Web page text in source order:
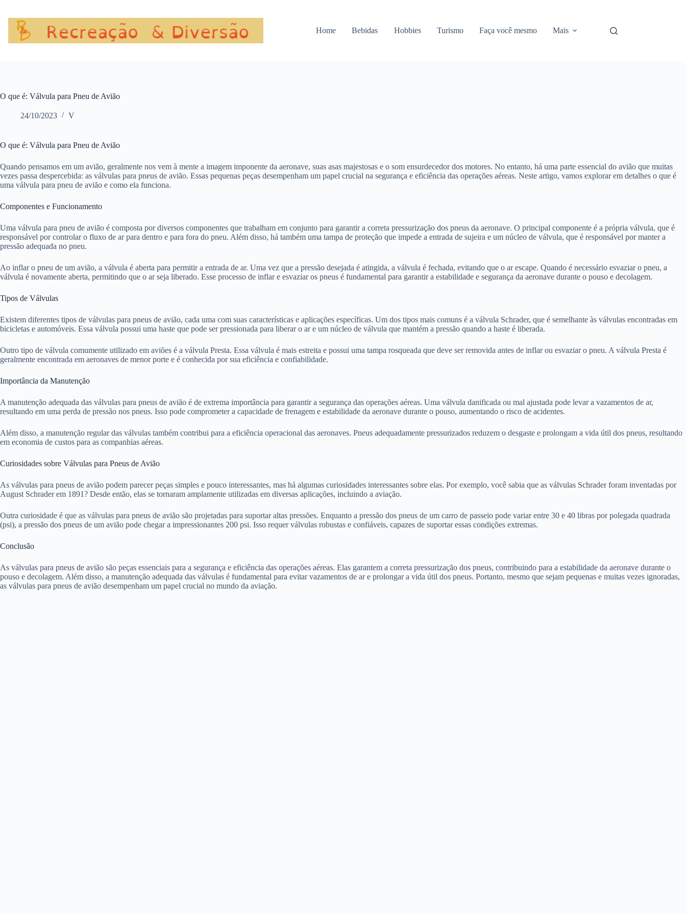
conteúdo
Home Bebidas Hobbies Turismo Faça você mesmo Mais
O que é: Válvula para Pneu de Avião
24/10/2023 V
O que é: Válvula para Pneu de Avião
Quando pensamos em um avião, geralmente nos vem à mente a imagem imponente da aeronave, suas asas majestosas e o som ensurdecedor dos motores. No entanto, há uma parte essencial do avião que muitas
vezes passa despercebida: as válvulas para pneus de avião. Essas pequenas peças desempenham um papel crucial na segurança e eficiência das operações aéreas. Neste artigo, vamos explorar em detalhes o que é
uma válvula para pneu de avião e como ela funciona.
Componentes e Funcionamento
Uma válvula para pneu de avião é composta por diversos componentes que trabalham em conjunto para garantir a correta pressurização dos pneus da aeronave. O principal componente é a própria válvula, que é
responsável por controlar o fluxo de ar para dentro e para fora do pneu. Além disso, há também uma tampa de proteção que impede a entrada de sujeira e um núcleo de válvula, que é responsável por manter a
pressão adequada no pneu.
Ao inflar o pneu de um avião, a válvula é aberta para permitir a entrada de ar. Uma vez que a pressão desejada é atingida, a válvula é fechada, evitando que o ar escape. Quando é necessário esvaziar o pneu, a
válvula é novamente aberta, permitindo que o ar seja liberado. Esse processo de inflar e esvaziar os pneus é fundamental para garantir a estabilidade e segurança da aeronave durante o pouso e decolagem.
Tipos de Válvulas
Existem diferentes tipos de válvulas para pneus de avião, cada uma com suas características e aplicações específicas. Um dos tipos mais comuns é a válvula Schrader, que é semelhante às válvulas encontradas em
bicicletas e automóveis. Essa válvula possui uma haste que pode ser pressionada para liberar o ar e um núcleo de válvula que mantém a pressão quando a haste é liberada.
Outro tipo de válvula comumente utilizado em aviões é a válvula Presta. Essa válvula é mais estreita e possui uma tampa rosqueada que deve ser removida antes de inflar ou esvaziar o pneu. A válvula Presta é
geralmente encontrada em aeronaves de menor porte e é conhecida por sua eficiência e confiabilidade.
Importância da Manutenção
A manutenção adequada das válvulas para pneus de avião é de extrema importância para garantir a segurança das operações aéreas. Uma válvula danificada ou mal ajustada pode levar a vazamentos de ar,
resultando em uma perda de pressão nos pneus. Isso pode comprometer a capacidade de frenagem e estabilidade da aeronave durante o pouso, aumentando o risco de acidentes.
Além disso, a manutenção regular das válvulas também contribui para a eficiência operacional das aeronaves. Pneus adequadamente pressurizados reduzem o desgaste e prolongam a vida útil dos pneus, resultando
em economia de custos para as companhias aéreas.
Curiosidades sobre Válvulas para Pneus de Avião
As válvulas para pneus de avião podem parecer peças simples e pouco interessantes, mas há algumas curiosidades interessantes sobre elas. Por exemplo, você sabia que as válvulas Schrader foram inventadas por
August Schrader em 1891? Desde então, elas se tornaram amplamente utilizadas em diversas aplicações, incluindo a aviação.
Outra curiosidade é que as válvulas para pneus de avião são projetadas para suportar altas pressões. Enquanto a pressão dos pneus de um carro de passeio pode variar entre 30 e 40 libras por polegada quadrada
(psi), a pressão dos pneus de um avião pode chegar a impressionantes 200 psi. Isso requer válvulas robustas e confiáveis, capazes de suportar essas condições extremas.
Conclusão
As válvulas para pneus de avião são peças essenciais para a segurança e eficiência das operações aéreas. Elas garantem a correta pressurização dos pneus, contribuindo para a estabilidade da aeronave durante o
pouso e decolagem. Além disso, a manutenção adequada das válvulas é fundamental para evitar vazamentos de ar e prolongar a vida útil dos pneus. Portanto, mesmo que sejam pequenas e muitas vezes ignoradas,
as válvulas para pneus de avião desempenham um papel crucial no mundo da aviação.